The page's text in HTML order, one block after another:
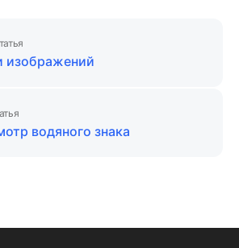
изображений
водяного знака